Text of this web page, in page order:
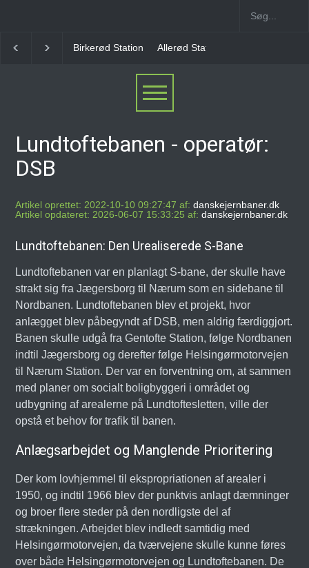
Station Allerød Station Favrholm Station
Lundtoftebanen - operatør:
DSB
Artikel oprettet: 2022-10-10 09:27:47 af: danskejernbaner.dk
Artikel opdateret: 2026-06-07 15:33:25 af: danskejernbaner.dk
Lundtoftebanen: Den Urealiserede S-Bane
Lundtoftebanen var en planlagt S-bane, der skulle have
strakt sig fra Jægersborg til Nærum som en sidebane til
Nordbanen. Lundtoftebanen blev et projekt, hvor
anlægget blev påbegyndt af DSB, men aldrig færdiggjort.
Banen skulle udgå fra Gentofte Station, følge Nordbanen
indtil Jægersborg og derefter følge Helsingørmotorvejen
til Nærum Station. Der var en forventning om, at sammen
med planer om socialt boligbyggeri i området og
udbygning af arealerne på Lundtoftesletten, ville der
opstå et behov for trafik til banen.
Anlægsarbejdet og Manglende Prioritering
Der kom lovhjemmel til ekspropriationen af arealer i
1950, og indtil 1966 blev der punktvis anlagt dæmninger
og broer flere steder på den nordligste del af
strækningen. Arbejdet blev indledt samtidig med
Helsingørmotorvejen, da tværvejene skulle kunne føres
over både Helsingørmotorvejen og Lundtoftebanen. De